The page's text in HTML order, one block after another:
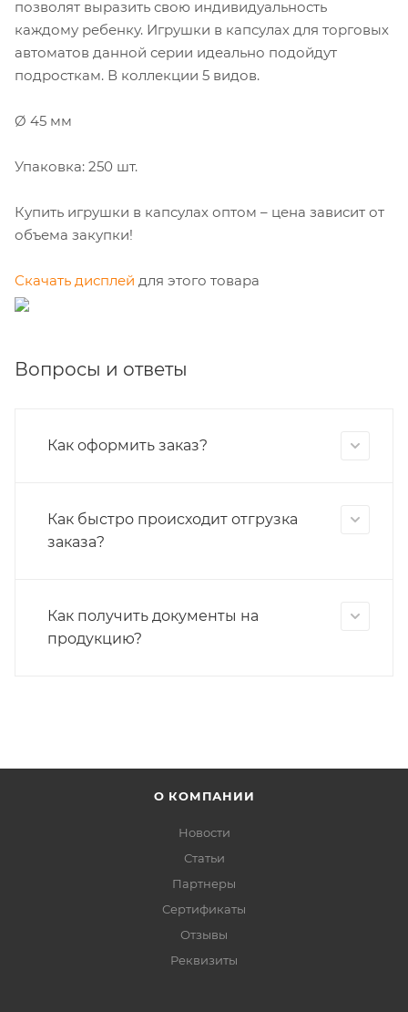
позволят выразить свою индивидуальность
каждому ребенку. Игрушки в капсулах для торговых
автоматов данной серии идеально подойдут
подросткам. В коллекции 5 видов.
Ø 45 мм
Упаковка: 250 шт.
Купить игрушки в капсулах оптом – цена зависит от
объема закупки!
Скачать дисплей для этого товара
Вопросы и ответы
Как оформить заказ?
Как быстро происходит отгрузка
заказа?
Как получить документы на
продукцию?
О КОМПАНИИ
Новости
Статьи
Партнеры
Сертификаты
Отзывы
Реквизиты